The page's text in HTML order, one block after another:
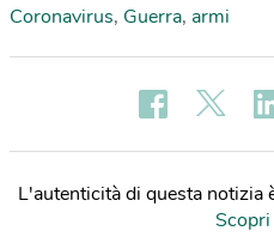
Coronavirus, Guerra, armi
L'autenticità di questa notizia